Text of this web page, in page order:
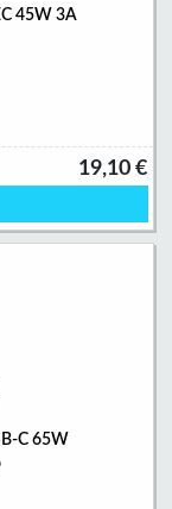
45W 3A
19,10 €
C 65W